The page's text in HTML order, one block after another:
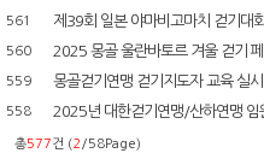
561 제39회 일본 야마비고마치 걷기대
560 2025 몽골 울란바토르 겨울 걷기
559 몽골걷기연맹 걷기지도자 교육 실시
558 2025년 대한걷기연맹/산하연맹 임
총577건 (2/58Page)